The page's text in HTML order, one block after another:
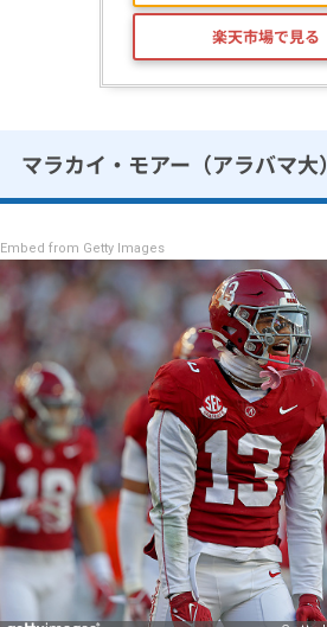
楽天市場で見る
マラカイ・モアー（アラバマ大）
Embed from Getty Images